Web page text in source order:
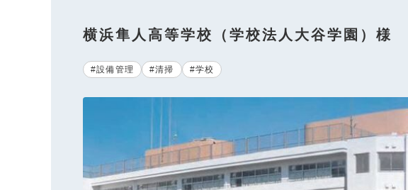
横浜隼人高等学校（学校法人大谷学園）様
#設備管理 #清掃 #学校